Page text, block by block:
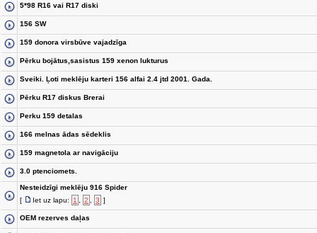
5*98 R16 vai R17 diski
156 SW
159 donora virsbūve vajadzīga
Pērku bojātus,sasistus 159 xenon lukturus
Sveiki. Ļoti meklēju karteri 156 alfai 2.4 jtd 2001. Gada.
Pērku R17 diskus Brerai
Perku 159 detalas
166 melnas ādas sēdeklis
159 magnetola ar navigāciju
3.0 ptenciomets.
Nesteidzīgi meklēju 916 Spider
[
Iet uz lapu: 1 2 3 ]
OEM rezerves daļas